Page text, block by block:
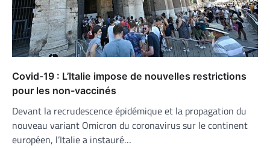
Covid-19 : L’Italie impose de nouvelles restrictions
pour les non-vaccinés
Devant la recrudescence épidémique et la propagation du
nouveau variant Omicron du coronavirus sur le continent
européen, l’Italie a instauré…